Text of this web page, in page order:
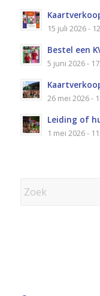
15 juli 2026 -
Bestel een
5 juni 2026 -
26 mei 2026 -
Leiding of
1 mei 2026 -